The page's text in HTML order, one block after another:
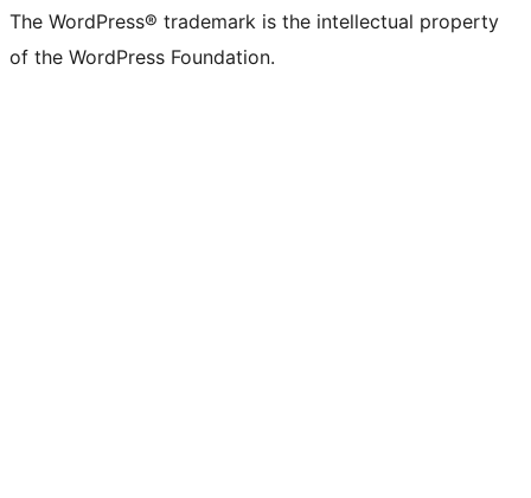
The WordPress® trademark is the intellectual property
of the WordPress Foundation.